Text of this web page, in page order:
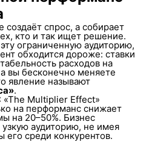
спрос, а собирает
кто и так ищет решение.
ограниченную аудиторию,
обходится дороже: ставки
расходов на
вы бесконечно меняете
явление называют
.
«The Multiplier Effect»
на перформанс снижает
на 20–50%. Бизнес
аудиторию, не имея
его среди конкурентов.